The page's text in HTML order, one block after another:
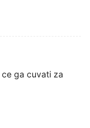
ga cuvati za